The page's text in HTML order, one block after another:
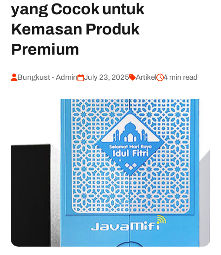
yang Cocok untuk
Kemasan Produk
Premium
Bungkust - Admin July 23, 2025 Artikel 4 min read